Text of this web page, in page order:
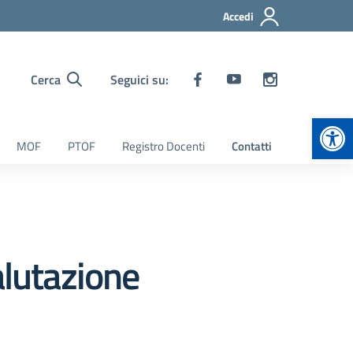
Accedi
Cerca Seguici su:
MOF PTOF Registro Docenti Contatti